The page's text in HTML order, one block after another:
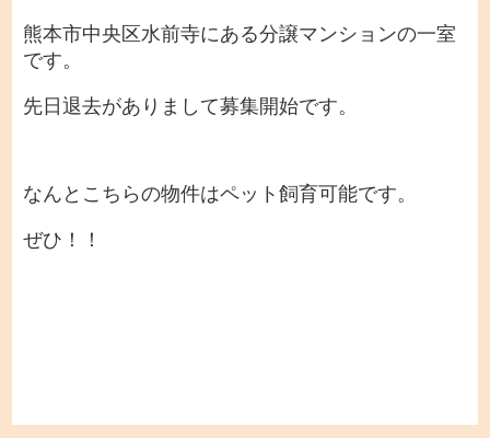
熊本市中央区水前寺にある分譲マンションの一室
です。
先日退去がありまして募集開始です。
なんとこちらの物件はペット飼育可能です。
ぜひ！！